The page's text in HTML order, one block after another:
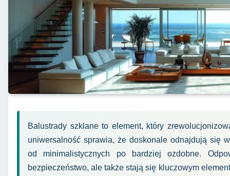
Balustrady szklane to element, który
uniwersalność sprawia, że doskonale odnajdują się
od minimalistycznych po bardziej ozdobne.
bezpieczeństwo, ale także stają się kluczowym